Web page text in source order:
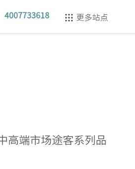
4007733618 更多站点
高端市场途客系列品